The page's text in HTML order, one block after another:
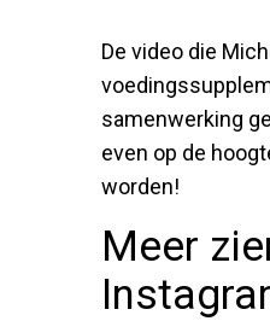
De video die
samenwerking
even op de
worden!
Meer